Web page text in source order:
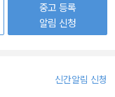
중고 등록
알림 신청
신간알림 신청